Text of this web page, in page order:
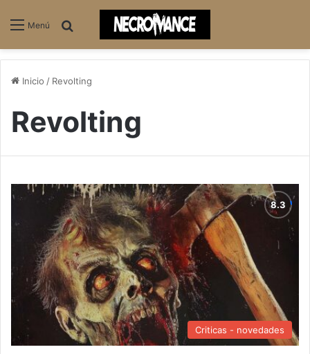
Menú
Inicio / Revolting
Revolting
Criticas - novedades